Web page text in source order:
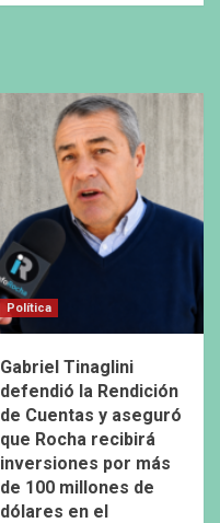
Política
Gabriel Tinaglini
defendió la Rendición
de Cuentas y aseguró
que Rocha recibirá
inversiones por más
de 100 millones de
dólares en el